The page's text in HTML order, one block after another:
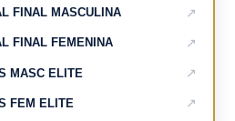
FINAL MASCULINA ↗
FINAL FEMENINA ↗
MASC ELITE ↗
FEM ELITE ↗